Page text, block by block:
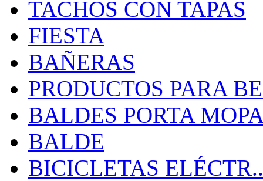
TACHOS CON TAPAS
FIESTA
BAÑERAS
PRODUCTOS PARA
BALDES PORTA
BALDE
BICICLETAS